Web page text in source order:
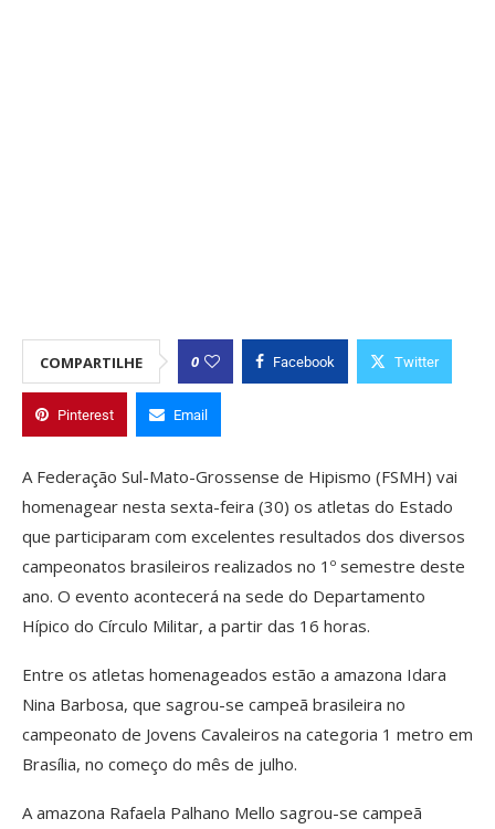
COMPARTILHE 0 Facebook Twitter
Pinterest Email
A Federação Sul-Mato-Grossense de Hipismo (FSMH) vai
homenagear nesta sexta-feira (30) os atletas do Estado
que participaram com excelentes resultados dos diversos
campeonatos brasileiros realizados no 1º semestre deste
ano. O evento acontecerá na sede do Departamento
Hípico do Círculo Militar, a partir das 16 horas.
Entre os atletas homenageados estão a amazona Idara
Nina Barbosa, que sagrou-se campeã brasileira no
campeonato de Jovens Cavaleiros na categoria 1 metro em
Brasília, no começo do mês de julho.
A amazona Rafaela Palhano Mello sagrou-se campeã